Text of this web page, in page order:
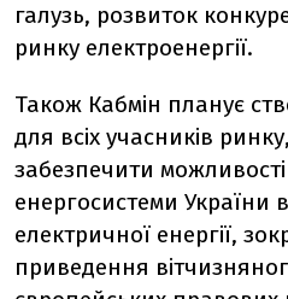
галузь, розвиток
ринку електроенергії.
Також Кабмін планує
для всіх учасників
забезпечити можливості
енергосистеми України
електричної енергії,
приведення